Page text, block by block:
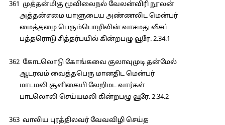
361 முத்தன்மிகு மூவிலைநல் வேலன்விரி நூலன்
அத்தன்எமை யாளுடைய அண்ணலிட மென்பர்
மைத்தழை பெரும்பொழிலின் வாசமது வீசப்
பத்தரொடு சித்தர்பயில் கின்றபழு வூரே. 2.34.1
362 கோடலொடு கோங்கவை குலாவுமுடி தன்மேல்
ஆடரவம் வைத்தபெரு மானதிட மென்பர்
மாடமலி சூளிகையி லேறிமட வார்கள்
பாடலொலி செய்யமலி கின்றபழு வூரே. 2.34.2
363 வாலிய புரத்திலவர் வேவவிழி செய்த